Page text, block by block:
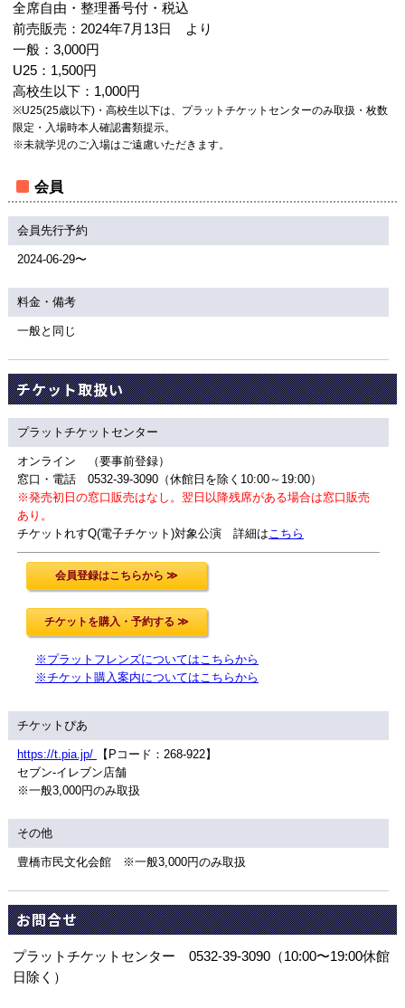
全席自由・整理番号付・税込
前売販売：2024年7月13日 より
一般：3,000円
U25：1,500円
高校生以下：1,000円
※U25(25歳以下)・高校生以下は、プラットチケットセンターのみ取扱・枚数
限定・入場時本人確認書類提示。
※未就学児のご入場はご遠慮いただきます。
会員
会員先行予約
2024-06-29〜
料金・備考
一般と同じ
チケット取扱い
プラットチケットセンター
オンライン （要事前登録）
窓口・電話 0532-39-3090（休館日を除く10:00～19:00）
※発売初日の窓口販売はなし。翌日以降残席がある場合は窓口販売
あり。
チケットれすQ(電子チケット)対象公演 詳細は こちら
※プラットフレンズについてはこちらから
※チケット購入案内についてはこちらから
チケットぴあ
https://t.pia.jp/
【Pコード：268-922】
セブン-イレブン店舗
※一般3,000円のみ取扱
その他
豊橋市民文化会館 ※一般3,000円のみ取扱
お問合せ
プラットチケットセンター 0532-39-3090（10:00〜19:00休館
日除く）